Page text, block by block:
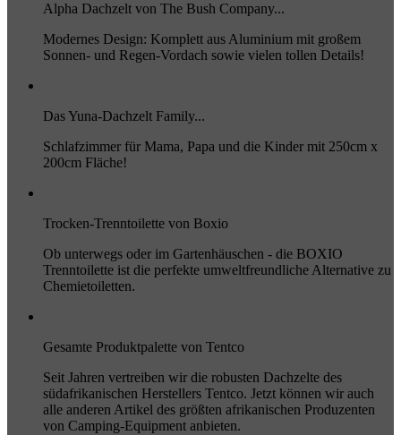
Alpha Dachzelt von The Bush Company...
Modernes Design: Komplett aus Aluminium mit großem
Sonnen- und Regen-Vordach sowie vielen tollen Details!
Das Yuna-Dachzelt Family...
Schlafzimmer für Mama, Papa und die Kinder mit 250cm x
200cm Fläche!
Trocken-Trenntoilette von Boxio
Ob unterwegs oder im Gartenhäuschen - die BOXIO
Trenntoilette ist die perfekte umweltfreundliche Alternative zu
Chemietoiletten.
Gesamte Produktpalette von Tentco
Seit Jahren vertreiben wir die robusten Dachzelte des
südafrikanischen Herstellers Tentco. Jetzt können wir auch
alle anderen Artikel des größten afrikanischen Produzenten
von Camping-Equipment anbieten.